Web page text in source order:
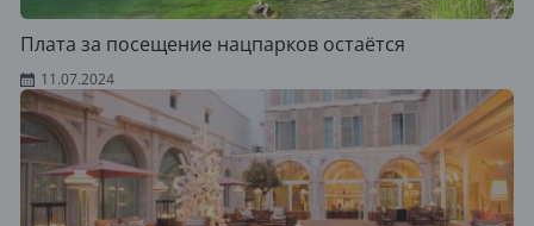
Плата за посещение нацпарков остаётся
11.07.2024